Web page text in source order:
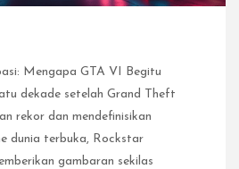
Mengapa GTA VI Begitu
dekade setelah Grand Theft
rekor dan mendefinisikan
dunia terbuka, Rockstar
gambaran sekilas